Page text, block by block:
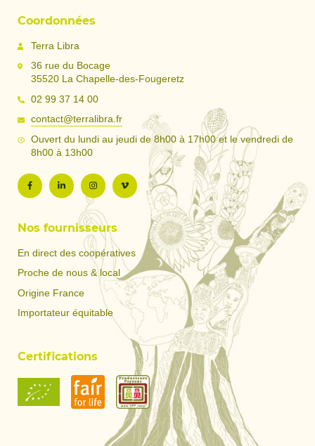
Coordonnées
Terra Libra
36 rue du Bocage
35520 La Chapelle-des-Fougeretz
02 99 37 14 00
contact@terralibra.fr
Ouvert du lundi au jeudi de 8h00 à 17h00 et le vendredi de
8h00 à 13h00
Nos fournisseurs
En direct des coopératives
Proche de nous & local
Origine France
Importateur équitable
Certifications